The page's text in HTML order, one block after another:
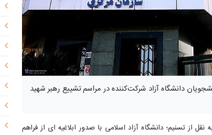
دانشگاه آزاد شرکت‌کننده در مراسم تشییع رهبر شهید
نقل از تسنیم؛ دانشگاه آزاد اسلامی با صدور ابلاغیه ای از فراهم